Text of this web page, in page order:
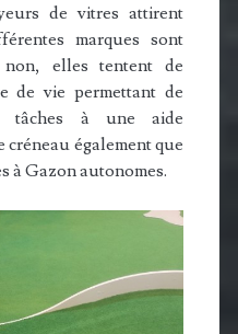
de vitres attirent
marques sont
non, elles tentent de
de vie permettant de
tâches à une aide
créneau également que
à Gazon autonomes.